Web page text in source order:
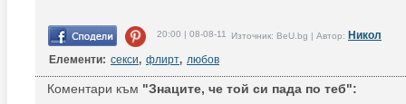
20:00 | 08-08-11 Източник: BeU.bg | Автор: Никол
Елементи: секси, флирт, любов
Коментари към "Знаците, че той си пада по теб":